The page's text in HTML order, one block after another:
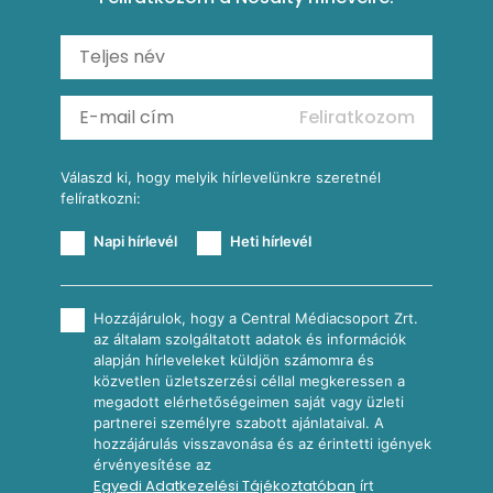
Shakshuka
Ratatouille
Mexikói húsleves kukorica salsával
Almás-kéksajtos kukoricasaláta
Köretek
Reggeli receptek
Feliratkozom
Válaszd ki, hogy melyik hírlevelünkre szeretnél
felíratkozni:
Napi hírlevél Heti hírlevél
Hozzájárulok, hogy a Central Médiacsoport Zrt.
az általam szolgáltatott adatok és információk
alapján hírleveleket küldjön számomra és
közvetlen üzletszerzési céllal megkeressen a
megadott elérhetőségeimen saját vagy üzleti
partnerei személyre szabott ajánlataival. A
hozzájárulás visszavonása és az érintetti igények
érvényesítése az
Egyedi Adatkezelési Tájékoztatóban írt